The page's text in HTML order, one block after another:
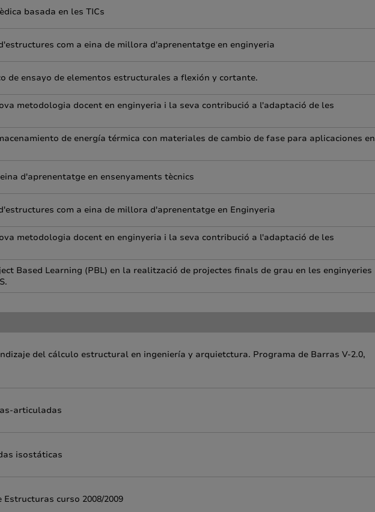
basada en les TICs
com a eina de millora d'aprenentatge en enginyeria
de ensayo de elementos estructurales a flexión y cortante.
metodologia docent en enginyeria i la seva contribució a l'adaptació de les
de energía térmica con materiales de cambio de fase para aplicaciones en
d'aprenentatge en ensenyaments tècnics
com a eina de millora d'aprenentatge en Enginyeria
metodologia docent en enginyeria i la seva contribució a l'adaptació de les
Based Learning (PBL) en la realització de projectes finals de grau en les enginyeries
del cálculo estructural en ingeniería y arquietctura. Programa de Barras V-2.0,
articuladas
isostáticas
curso 2008/2009